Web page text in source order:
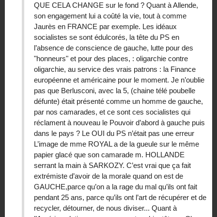
QUE CELA CHANGE sur le fond ? Quant à Allende,
son engagement lui a coûté la vie, tout à comme
Jaurès en FRANCE par exemple. Les idéaux
socialistes se sont édulcorés, la tête du PS en
l’absence de conscience de gauche, lutte pour des
"honneurs" et pour des places, : oligarchie contre
oligarchie, au service des vrais patrons : la Finance
européenne et américaine pour le moment. Je n’oublie
pas que Berlusconi, avec la 5, (chaine télé poubelle
défunte) était présenté comme un homme de gauche,
par nos camarades, et ce sont ces socialistes qui
réclament à nouveau le Pouvoir d’abord à gauche puis
dans le pays ? Le OUI du PS n’était pas une erreur
L’image de mme ROYAL a de la gueule sur le même
papier glacé que son camarade m. HOLLANDE
serrant la main à SARKOZY. C’est vrai que ça fait
extrémiste d’avoir de la morale quand on est de
GAUCHE,parce qu’on a la rage du mal qu’ils ont fait
pendant 25 ans, parce qu’ils ont l’art de récupérer et de
recycler, détourner, de nous diviser... Quant à